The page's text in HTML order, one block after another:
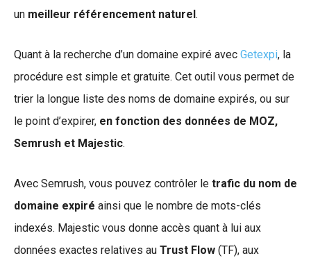
un meilleur référencement naturel .
Quant à la recherche d’un domaine expiré avec Getexpi, la
procédure est simple et gratuite. Cet outil vous permet de
trier la longue liste des noms de domaine expirés, ou sur
le point d’expirer, en fonction des données de MOZ,
Semrush et Majestic.
Avec Semrush, vous pouvez contrôler le trafic du nom de
domaine expiré ainsi que le nombre de mots-clés
indexés. Majestic vous donne accès quant à lui aux
données exactes relatives au Trust Flow (TF), aux